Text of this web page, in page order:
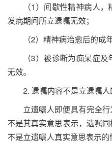
（1 ）间歇性精神病人，
发病期间所立遗嘱无效；
（2）精神病治愈后的成
（3）被诊断为痴呆症及
无效。
2. 遗嘱内容不是立遗嘱
立遗嘱人即便具有完全
不是其真实意思表示，遗嘱
不是立遗嘱人真实意思表示的